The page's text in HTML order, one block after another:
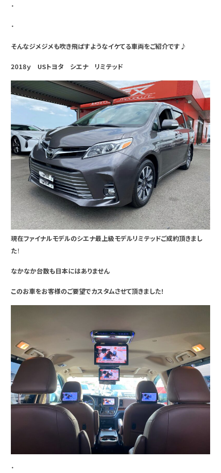
・
・
そんなジメジメも吹き飛ばすようなイケてる車両をご紹介です♪
2018ｙ USトヨタ シエナ リミテッド
現在ファイナルモデルのシエナ最上級モデルリミテッドご成約頂きまし
た！
なかなか台数も日本にはありません
このお車をお客様のご要望でカスタムさせて頂きました！
・